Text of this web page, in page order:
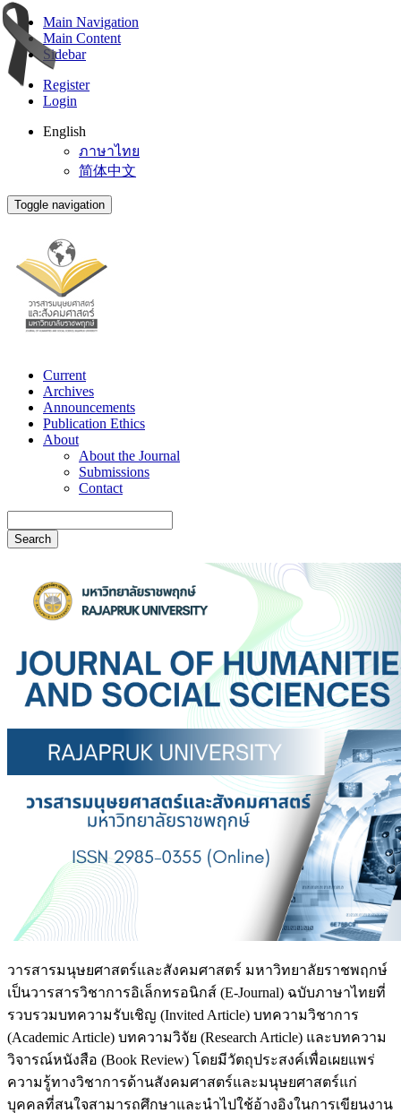
Main Navigation
Main Content
Sidebar
Register
Login
English
ภาษาไทย
简体中文
Toggle navigation
Current
Archives
Announcements
Publication Ethics
About
About the Journal
Submissions
Contact
Search
วารสารมนุษยศาสตร์และสังคมศาสตร์ มหาวิทยาลัยราชพฤกษ์
เป็นวารสารวิชาการอิเล็กทรอนิกส์ (E-Journal) ฉบับภาษาไทยที่
รวบรวมบทความรับเชิญ (Invited Article) บทความวิชาการ
(Academic Article) บทความวิจัย (Research Article) และบทความ
วิจารณ์หนังสือ (Book Review) โดยมีวัตถุประสงค์เพื่อเผยแพร่
ความรู้ทางวิชาการด้านสังคมศาสตร์และมนุษยศาสตร์แก่
บุคคลที่สนใจสามารถศึกษาและนำไปใช้อ้างอิงในการเขียนงาน